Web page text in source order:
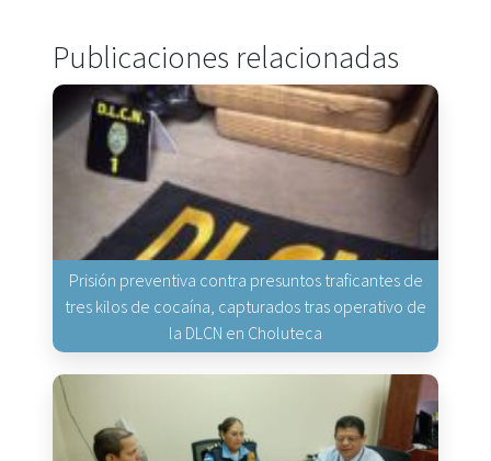
Publicaciones relacionadas
Prisión preventiva contra presuntos traficantes de
tres kilos de cocaína, capturados tras operativo de
la DLCN en Choluteca